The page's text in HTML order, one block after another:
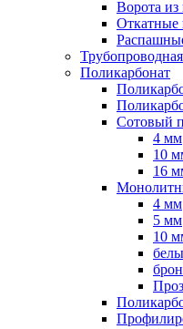
Ворота из
Откатные
Поликарбонат
Сотовый
4 мм
10
16
4 мм
5 мм
10